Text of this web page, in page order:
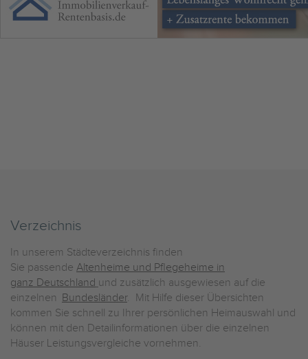
Verzeichnis
In unserem Städteverzeichnis finden
Sie passende Altenheime und Pflegeheime in
ganz Deutschland und zusätzlich ausgewiesen auf die
einzelnen Bundesländer. Mit Hilfe dieser Übersichten
kommen Sie schnell zu Ihrer persönlichen Heimauswahl und
können mit den Detailinformationen über die einzelnen
Häuser Leistungsvergleiche vornehmen.